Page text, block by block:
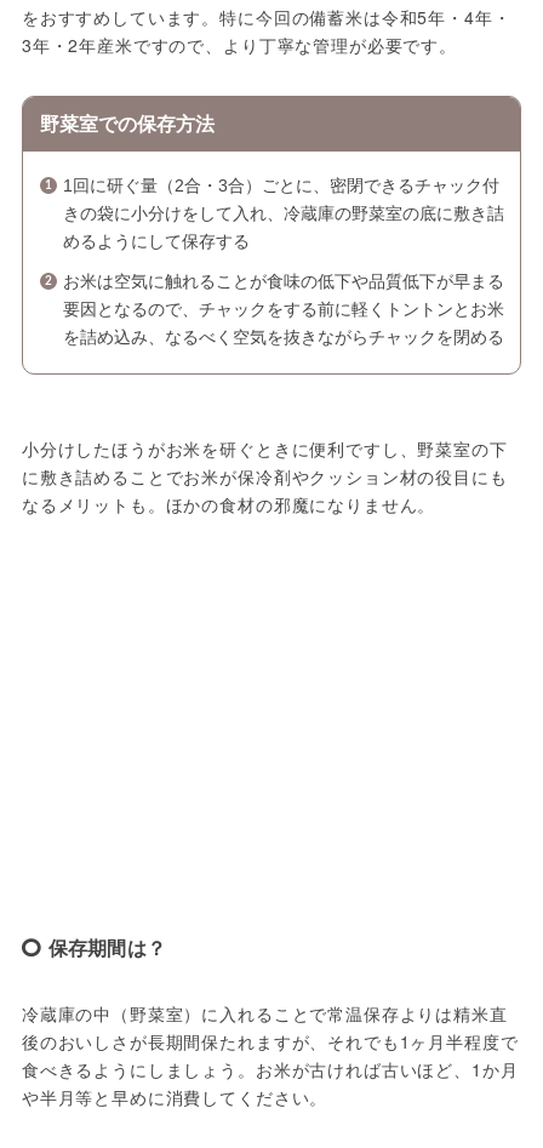
をおすすめしています。特に今回の備蓄米は令和5年・4年・
3年・2年産米ですので、より丁寧な管理が必要です。
野菜室での保存方法
1回に研ぐ量（2合・3合）ごとに、密閉できるチャック付
きの袋に小分けをして入れ、冷蔵庫の野菜室の底に敷き詰
めるようにして保存する
お米は空気に触れることが食味の低下や品質低下が早まる
要因となるので、チャックをする前に軽くトントンとお米
を詰め込み、なるべく空気を抜きながらチャックを閉める
小分けしたほうがお米を研ぐときに便利ですし、野菜室の下
に敷き詰めることでお米が保冷剤やクッション材の役目にも
なるメリットも。ほかの食材の邪魔になりません。
保存期間は？
冷蔵庫の中（野菜室）に入れることで常温保存よりは精米直
後のおいしさが長期間保たれますが、それでも1ヶ月半程度で
食べきるようにしましょう。お米が古ければ古いほど、1か月
や半月等と早めに消費してください。